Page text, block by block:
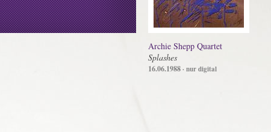
Archie Shepp Quartet
Splashes
16.06.1988· nur digital